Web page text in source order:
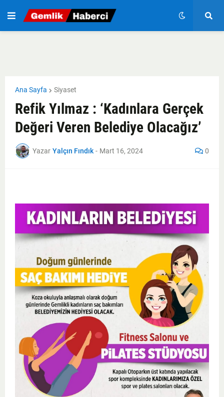
Ana Sayfa Siyaset
Refik Yılmaz : ‘Kadınlara Gerçek
Değeri Veren Belediye Olacağız’
Yazar Yalçın Fındık - Mart 16, 2024 0